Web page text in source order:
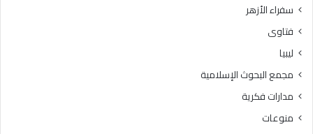
سفراء الأزهر
فتاوى
ليبيا
مجمع البحوث الإسلامية
مدارات فكرية
منوعات